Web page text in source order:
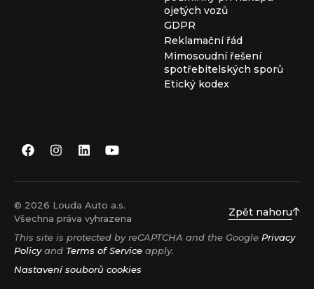
ojetých vozů
GDPR
Reklamační řád
Mimosoudní řešení
spotřebitelských sporů
Etický kodex
© 2026 Louda Auto a.s.
Všechna práva vyhrazena
Zpět nahoru
This site is protected by reCAPTCHA and the Google Privacy
Policyand Terms of Service apply.
Nastavení souborů cookies